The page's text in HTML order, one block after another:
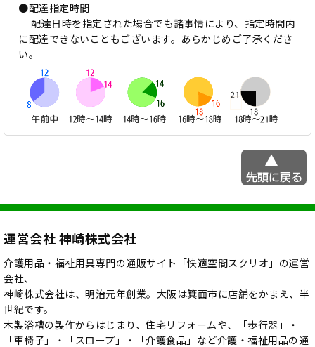
●配達指定時間
配達日時を指定された場合でも諸事情により、指定時間内
に配達できないこともございます。あらかじめご了承くださ
い。
運営会社 神崎株式会社
介護用品・福祉用具専門の通販サイト「快適空間スクリオ」の運営
会社、
神崎株式会社は、明治元年創業。大阪は箕面市に店舗をかまえ、半
世紀です。
木製浴槽の製作からはじまり、住宅リフォームや、「歩行器」・
「車椅子」・「スロープ」・「介護食品」など介護・福祉用品の通